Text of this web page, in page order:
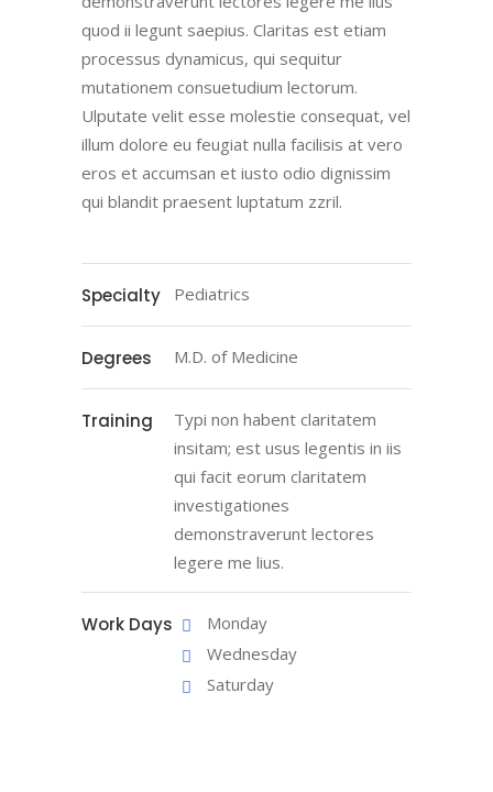
quod ii legunt saepius. Claritas est etiam
processus dynamicus, qui sequitur
mutationem consuetudium lectorum.
Ulputate velit esse molestie consequat, vel
illum dolore eu feugiat nulla facilisis at vero
eros et accumsan et iusto odio dignissim
qui blandit praesent luptatum zzril.
Specialty Pediatrics
Degrees M.D. of Medicine
Training
Typi non habent claritatem
insitam; est usus legentis in iis
qui facit eorum claritatem
investigationes
demonstraverunt lectores
legere me lius.
Work Days
Monday
Wednesday
Saturday